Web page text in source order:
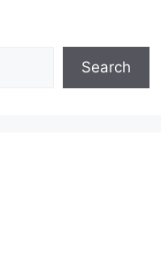
Search